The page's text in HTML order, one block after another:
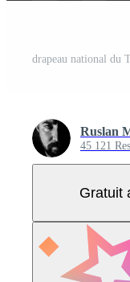
Ruslan
45 121
Gratuit